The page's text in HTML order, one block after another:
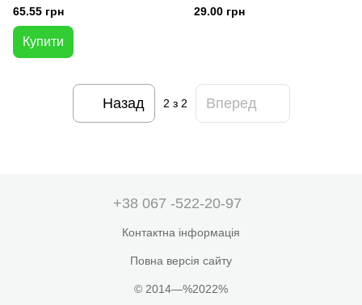
HoReCa Line"
65.55 грн
Купити
29.00 грн
Назад 2 з 2 Вперед
+38 067 -522-20-97
Контактна інформація
Повна версія сайту
© 2014—%2022%